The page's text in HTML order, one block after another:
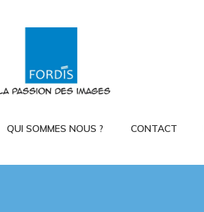
QUI SOMMES NOUS ? CONTACT